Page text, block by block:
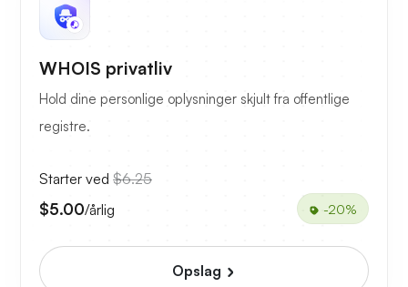
WHOIS privatliv
Hold dine personlige oplysninger skjult fra offentlige
registre.
Starter ved $6.25
$5.00/årlig -20%
Opslag